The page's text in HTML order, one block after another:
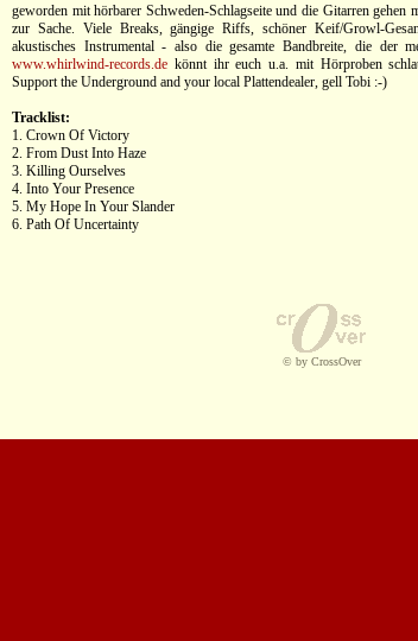
geworden mit hörbarer Schweden-Schlagseite und die Gitarren gehen
zur Sache. Viele Breaks, gängige Riffs, schöner Keif/Growl-
akustisches Instrumental - also die gesamte Bandbreite, die der
www.whirlwind-records.de könnt ihr euch u.a. mit Hörproben
Support the Underground and your local Plattendealer, gell Tobi :-)
Tracklist:
1. Crown Of Victory
2. From Dust Into Haze
3. Killing Ourselves
4. Into Your Presence
5. My Hope In Your Slander
6. Path Of Uncertainty
© by CrossOver